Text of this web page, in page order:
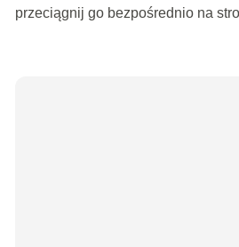
przeciągnij go bezpośrednio na